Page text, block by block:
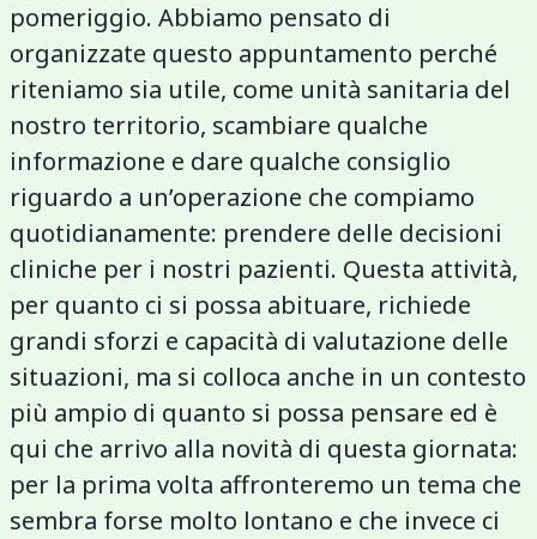
pomeriggio. Abbiamo pensato di
organizzate questo appuntamento perché
riteniamo sia utile, come unità sanitaria del
nostro territorio, scambiare qualche
informazione e dare qualche consiglio
riguardo a un’operazione che compiamo
quotidianamente: prendere delle decisioni
cliniche per i nostri pazienti. Questa attività,
per quanto ci si possa abituare, richiede
grandi sforzi e capacità di valutazione delle
situazioni, ma si colloca anche in un contesto
più ampio di quanto si possa pensare ed è
qui che arrivo alla novità di questa giornata:
per la prima volta affronteremo un tema che
sembra forse molto lontano e che invece ci